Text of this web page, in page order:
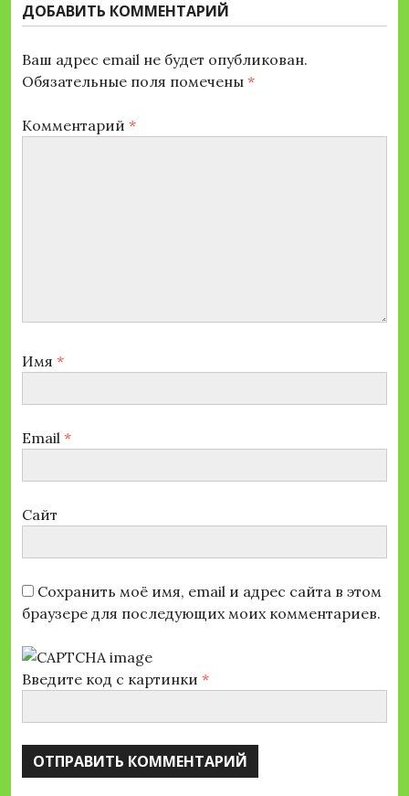
ДОБАВИТЬ КОММЕНТАРИЙ
Ваш адрес email не будет опубликован.
Обязательные поля помечены *
Комментарий *
Имя *
Email *
Сайт
Сохранить моё имя, email и адрес сайта в этом
браузере для последующих моих комментариев.
Введите код с картинки *